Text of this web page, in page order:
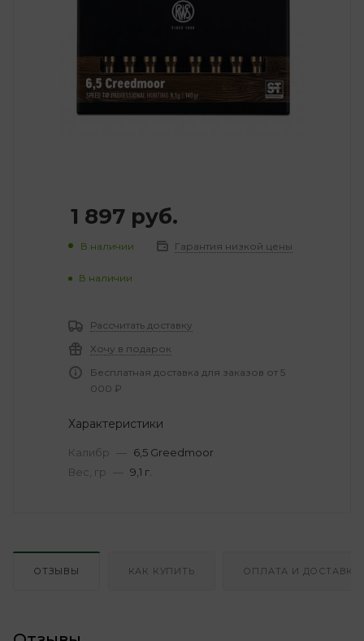
1 897 руб.
В наличии Гарантия низкой цены
В наличии
Рассчитать доставку
Хочу в подарок
Бесплатная доставка для заказов от 5
000 ₽
Характеристики
Калибр — 6,5 Greedmoor
Вес, гр — 9,1 г.
ОТЗЫВЫ КАК КУПИТЬ ОПЛАТА И ДОСТАВКА